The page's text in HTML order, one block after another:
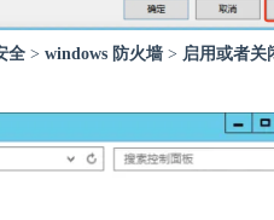
全 > windows 防火墙 > 启用或者关